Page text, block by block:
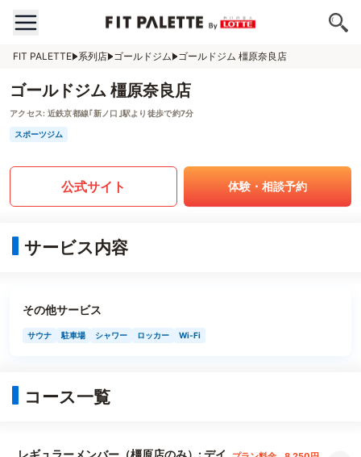
FIT PALETTE 系列店 ゴールドジム ゴールドジム 橿原奈良店
ゴールドジム 橿原奈良店
アクセス: 近鉄京都線｢新ノ口｣駅より徒歩で約7分
スポーツジム
公式サイト 体験・相談予約
サービス内容
その他サービス
サウナ 駐車場 シャワー ロッカー Wi-Fi
コース一覧
レギュラーメンバー（橿原店のみ）: デイ